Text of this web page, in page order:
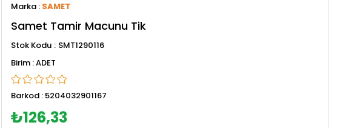
Marka : SAMET
Samet Tamir Macunu Tik
Stok Kodu
SMT1290116
ADET
Barkod : 5204032901167
₺126,33